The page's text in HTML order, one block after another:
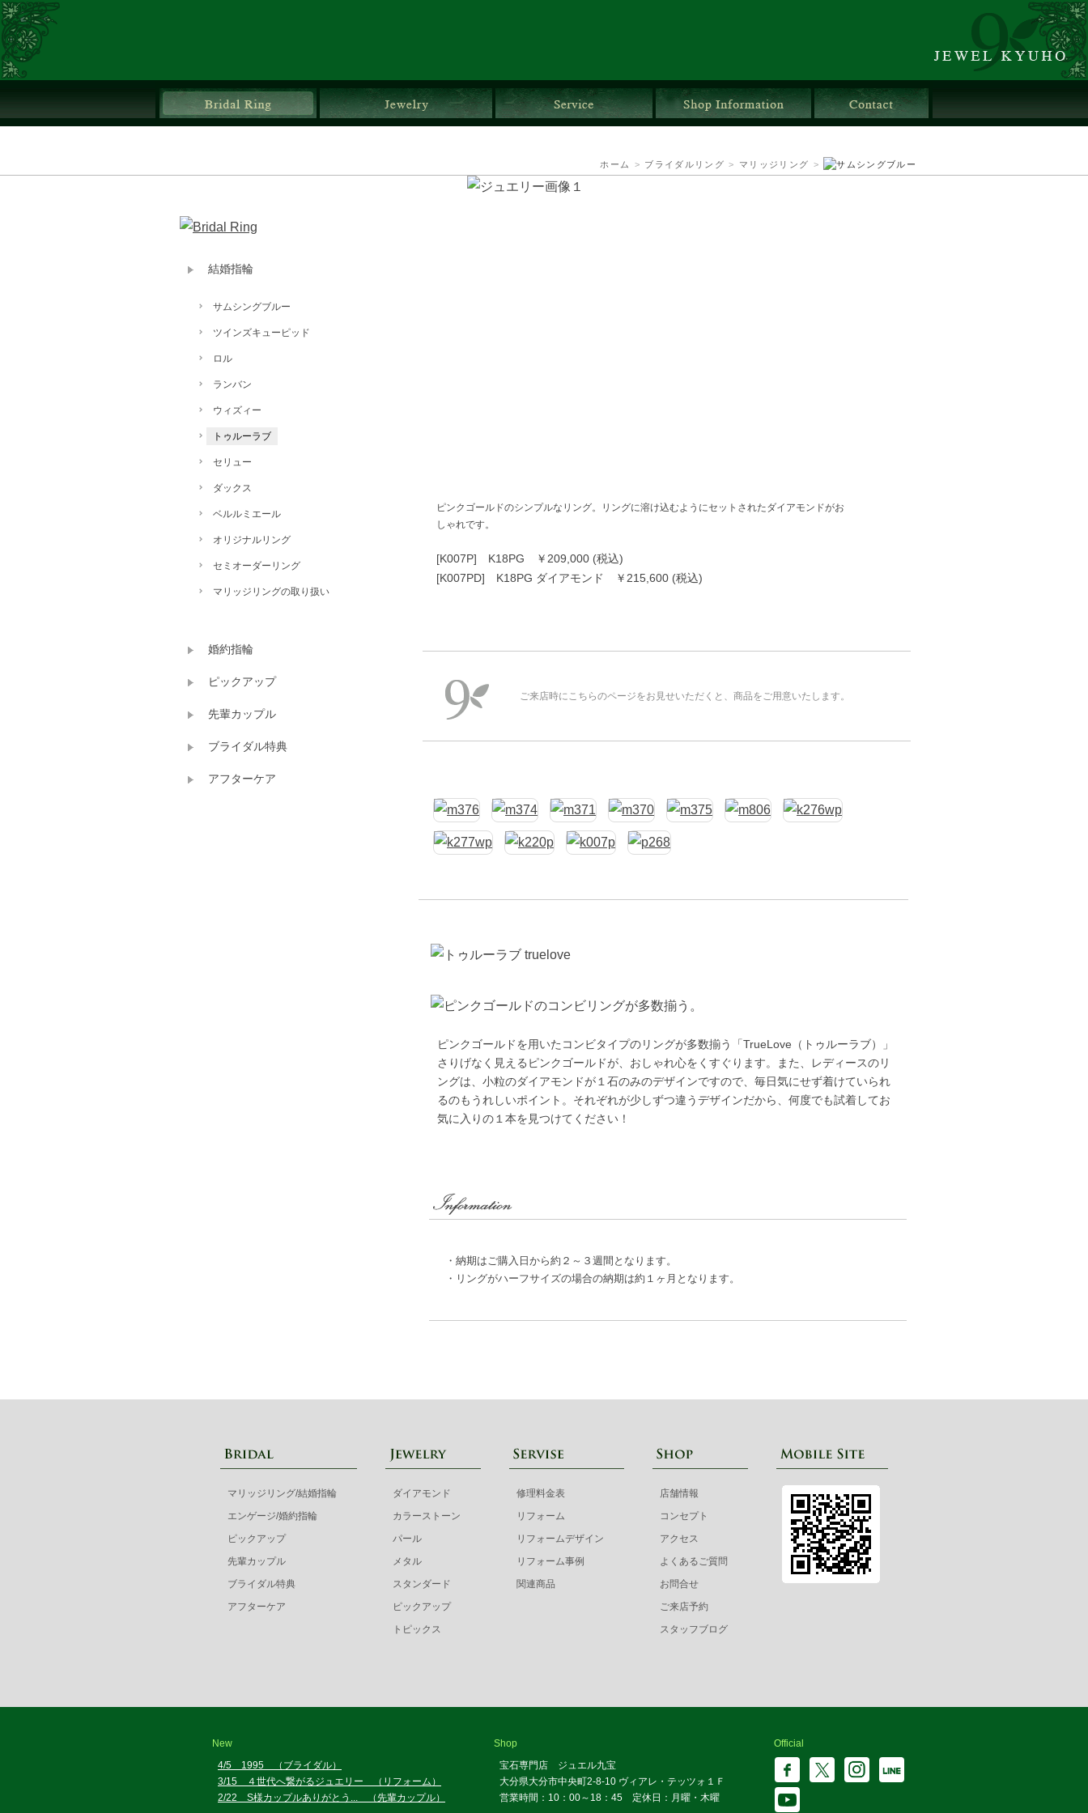
ブライダルリング ジュエリー サービス 店舗情報
ホーム > ブライダルリング > マリッジリング >
ピンクゴールドのシンプルなリング。リングに溶け込むようにセットされたダイアモンドがお
しゃれです。
[K007P] K18PG ￥209,000 (税込)
[K007PD] K18PG ダイアモンド ￥215,600 (税込)
ご来店時にこちらのページをお見せいただくと、商品をご用意いたします。
ピンクゴールドを用いたコンビタイプのリングが多数揃う「TrueLove（トゥルーラブ）」
さりげなく見えるピンクゴールドが、おしゃれ心をくすぐります。また、レディースのリ
ングは、小粒のダイアモンドが１石のみのデザインですので、毎日気にせず着けていられ
るのもうれしいポイント。それぞれが少しずつ違うデザインだから、何度でも試着してお
気に入りの１本を見つけてください！
・納期はご購入日から約２～３週間となります。
・リングがハーフサイズの場合の納期は約１ヶ月となります。
結婚指輪
サムシングブルー
ツインズキューピッド
ロル
ランバン
ウィズィー
トゥルーラブ
セリュー
ダックス
ベルルミエール
オリジナルリング
セミオーダーリング
マリッジリングの取り扱い
婚約指輪
ピックアップ
先輩カップル
ブライダル特典
アフターケア
マリッジリング/結婚指輪
エンゲージ/婚約指輪
ピックアップ
先輩カップル
ブライダル特典
アフターケア
ダイアモンド
カラーストーン
パール
メタル
スタンダード
ピックアップ
トピックス
修理料金表
リフォーム
リフォームデザイン
リフォーム事例
関連商品
店舗情報
コンセプト
アクセス
よくあるご質問
お問合せ
ご来店予約
スタッフブログ
New
4/5 1995 （ブライダル）
3/15 ４世代へ繋がるジュエリー （リフォーム）
2/22 S様カップルありがとう... （先輩カップル）
Shop
宝石専門店 ジュエル九宝
大分県大分市中央町2-8-10 ヴィアレ・テッツォ１Ｆ
営業時間：10：00～18：45 定休日：月曜・木曜
Official